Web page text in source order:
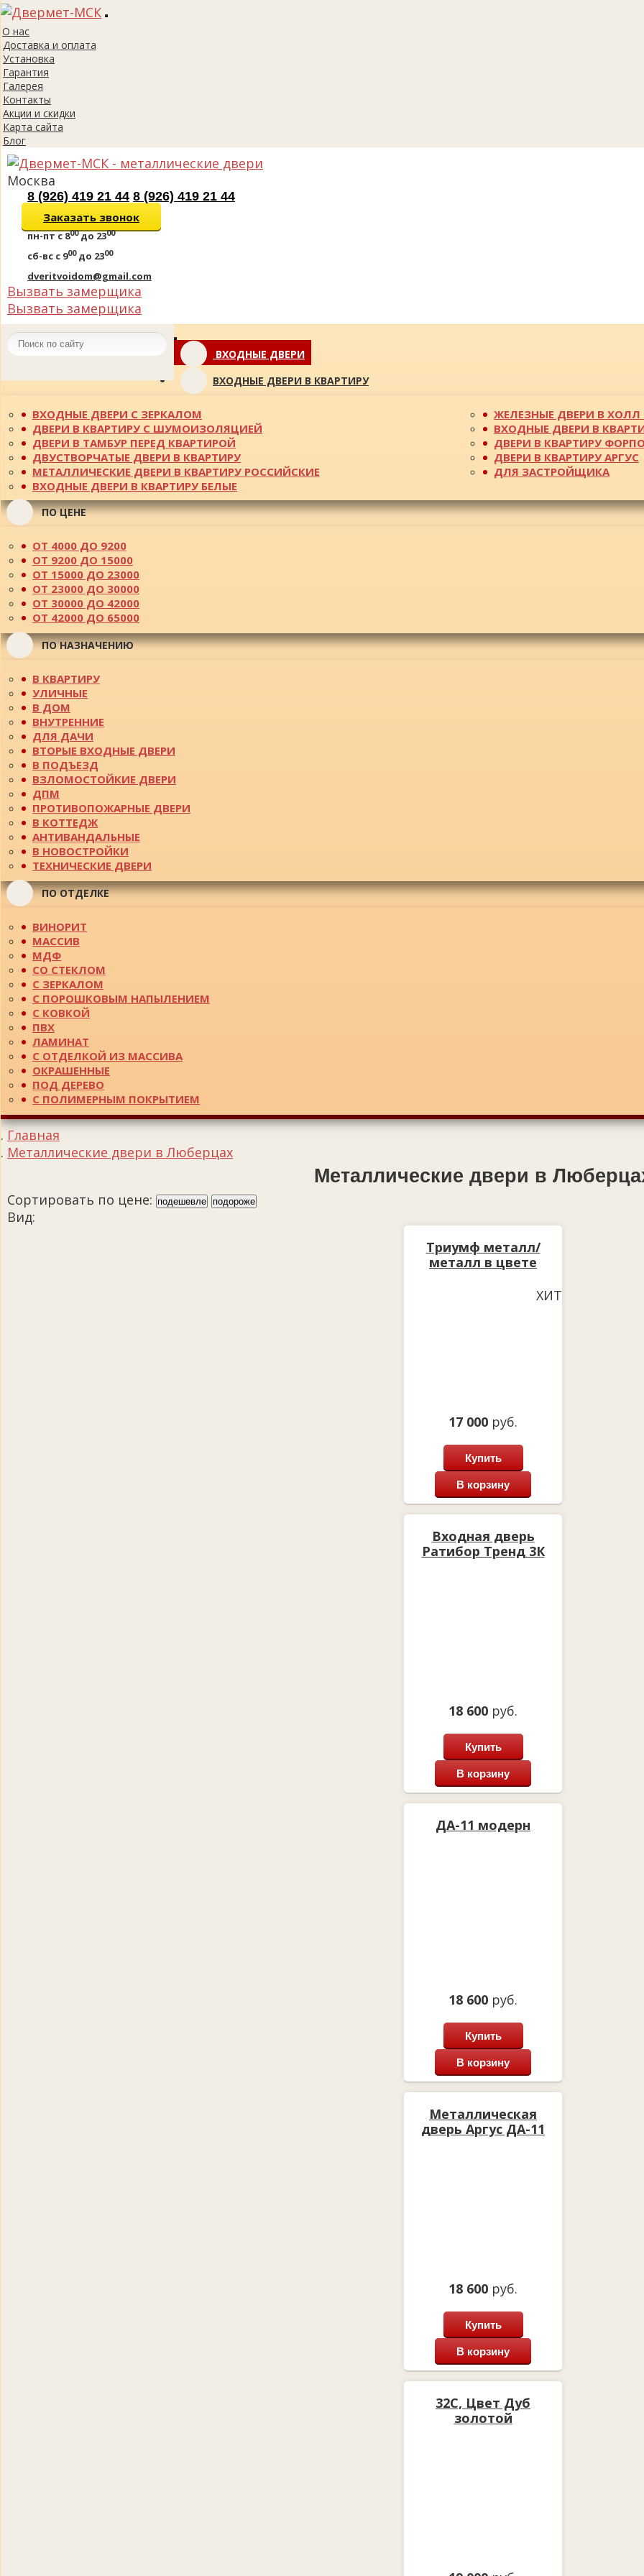
Toggle
О нас
Доставка и оплата
Установка
Гарантия
Галерея
Контакты
Акции и скидки
Карта сайта
Блог
Москва
8 (926) 419 21 44 8 (926) 419 21 44
Заказать звонок
пн-пт с 800до 2300
сб-вс с 900до 2300
dveritvoidom@gmail.com
Вызвать замерщика
Вызвать замерщика
Toggle
navigationВХОДНЫЕ ДВЕРИ
ВХОДНЫЕ ДВЕРИ В КВАРТИРУ
ВХОДНЫЕ ДВЕРИ С ЗЕРКАЛОМ
ДВЕРИ В КВАРТИРУ С ШУМОИЗОЛЯЦИЕЙ
ДВЕРИ В ТАМБУР ПЕРЕД КВАРТИРОЙ
ДВУСТВОРЧАТЫЕ ДВЕРИ В КВАРТИРУ
МЕТАЛЛИЧЕСКИЕ ДВЕРИ В КВАРТИРУ РОССИЙСКИЕ
ВХОДНЫЕ ДВЕРИ В КВАРТИРУ БЕЛЫЕ
ЖЕЛЕЗНЫЕ ДВЕРИ В ХОЛЛ
ВХОДНЫЕ ДВЕРИ В
ДВЕРИ В КВАРТИРУ
ДВЕРИ В КВАРТИРУ АРГУС
ДЛЯ ЗАСТРОЙЩИКА
ПО ЦЕНЕ
ОТ 4000 ДО 9200
ОТ 9200 ДО 15000
ОТ 15000 ДО 23000
ОТ 23000 ДО 30000
ОТ 30000 ДО 42000
ОТ 42000 ДО 65000
ПО НАЗНАЧЕНИЮ
В КВАРТИРУ
УЛИЧНЫЕ
В ДОМ
ВНУТРЕННИЕ
ДЛЯ ДАЧИ
ВТОРЫЕ ВХОДНЫЕ ДВЕРИ
В ПОДЪЕЗД
ВЗЛОМОСТОЙКИЕ ДВЕРИ
ДПМ
ПРОТИВОПОЖАРНЫЕ ДВЕРИ
В КОТТЕДЖ
АНТИВАНДАЛЬНЫЕ
В НОВОСТРОЙКИ
ТЕХНИЧЕСКИЕ ДВЕРИ
ПО ОТДЕЛКЕ
ВИНОРИТ
МАССИВ
МДФ
СО СТЕКЛОМ
С ЗЕРКАЛОМ
С ПОРОШКОВЫМ НАПЫЛЕНИЕМ
С КОВКОЙ
ПВХ
ЛАМИНАТ
С ОТДЕЛКОЙ ИЗ МАССИВА
ОКРАШЕННЫЕ
ПОД ДЕРЕВО
С ПОЛИМЕРНЫМ ПОКРЫТИЕМ
Главная
Металлические двери в Люберцах
Металлические двери в
Сортировать по цене: подешевле подороже
Вид:
Триумф металл/
металл в цвете
ХИТ
17 000 руб.
Купить
В корзину
Входная дверь
Ратибор Тренд 3К
18 600 руб.
Купить
В корзину
ДА-11 модерн
18 600 руб.
Купить
В корзину
Металлическая
дверь Аргус ДА-11
18 600 руб.
Купить
В корзину
32С, Цвет Дуб
золотой